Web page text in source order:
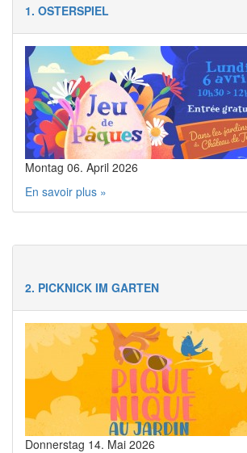
1. OSTERSPIEL
Montag 06. April 2026
En savoir plus »
2. PICKNICK IM GARTEN
Donnerstag 14. Mai 2026